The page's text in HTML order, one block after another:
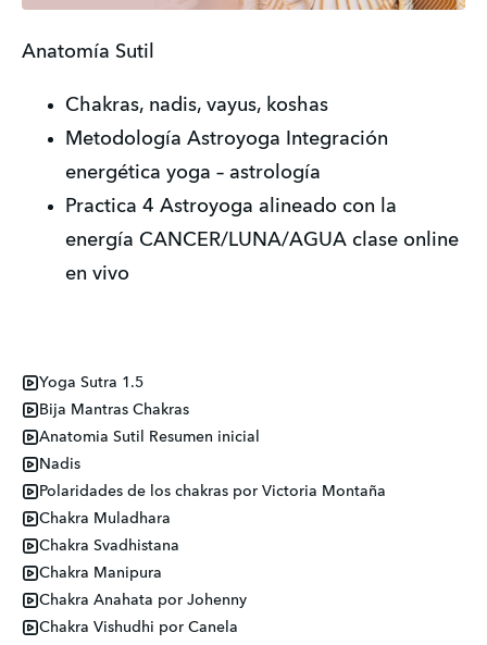
Anatomía Sutil
Chakras, nadis, vayus, koshas
Metodología Astroyoga Integración
energética yoga – astrología
Practica 4 Astroyoga alineado con la
energía CANCER/LUNA/AGUA clase online
en vivo
Yoga Sutra 1.5
Bija Mantras Chakras
Anatomia Sutil Resumen inicial
Nadis
Polaridades de los chakras por Victoria Montaña
Chakra Muladhara
Chakra Svadhistana
Chakra Manipura
Chakra Anahata por Johenny
Chakra Vishudhi por Canela